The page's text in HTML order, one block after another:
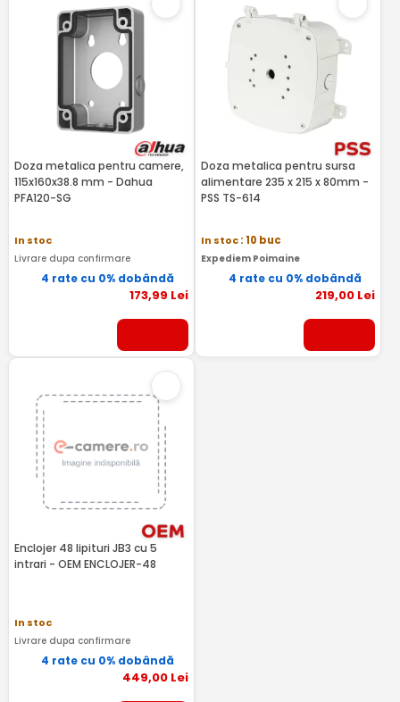
Doza metalica pentru camere,
115x160x38.8 mm - Dahua
PFA120-SG
In stoc
Livrare dupa confirmare
4 rate cu 0% dobândă
173,99 Lei
Doza metalica pentru sursa
alimentare 235 x 215 x 80mm -
PSS TS-614
In stoc: 10 buc
Expediem Poimaine
4 rate cu 0% dobândă
219,00 Lei
Enclojer 48 lipituri JB3 cu 5
intrari - OEM ENCLOJER-48
In stoc
Livrare dupa confirmare
4 rate cu 0% dobândă
449,00Lei